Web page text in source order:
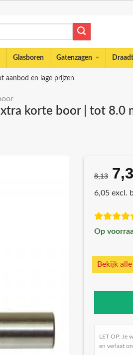
Glasboren Gatenzagen
aanbod en lage prijzen
korte boor | tot 8.0
8,13
6,05 excl.
Op
Bekijk
LET OP: Je
en verlaat